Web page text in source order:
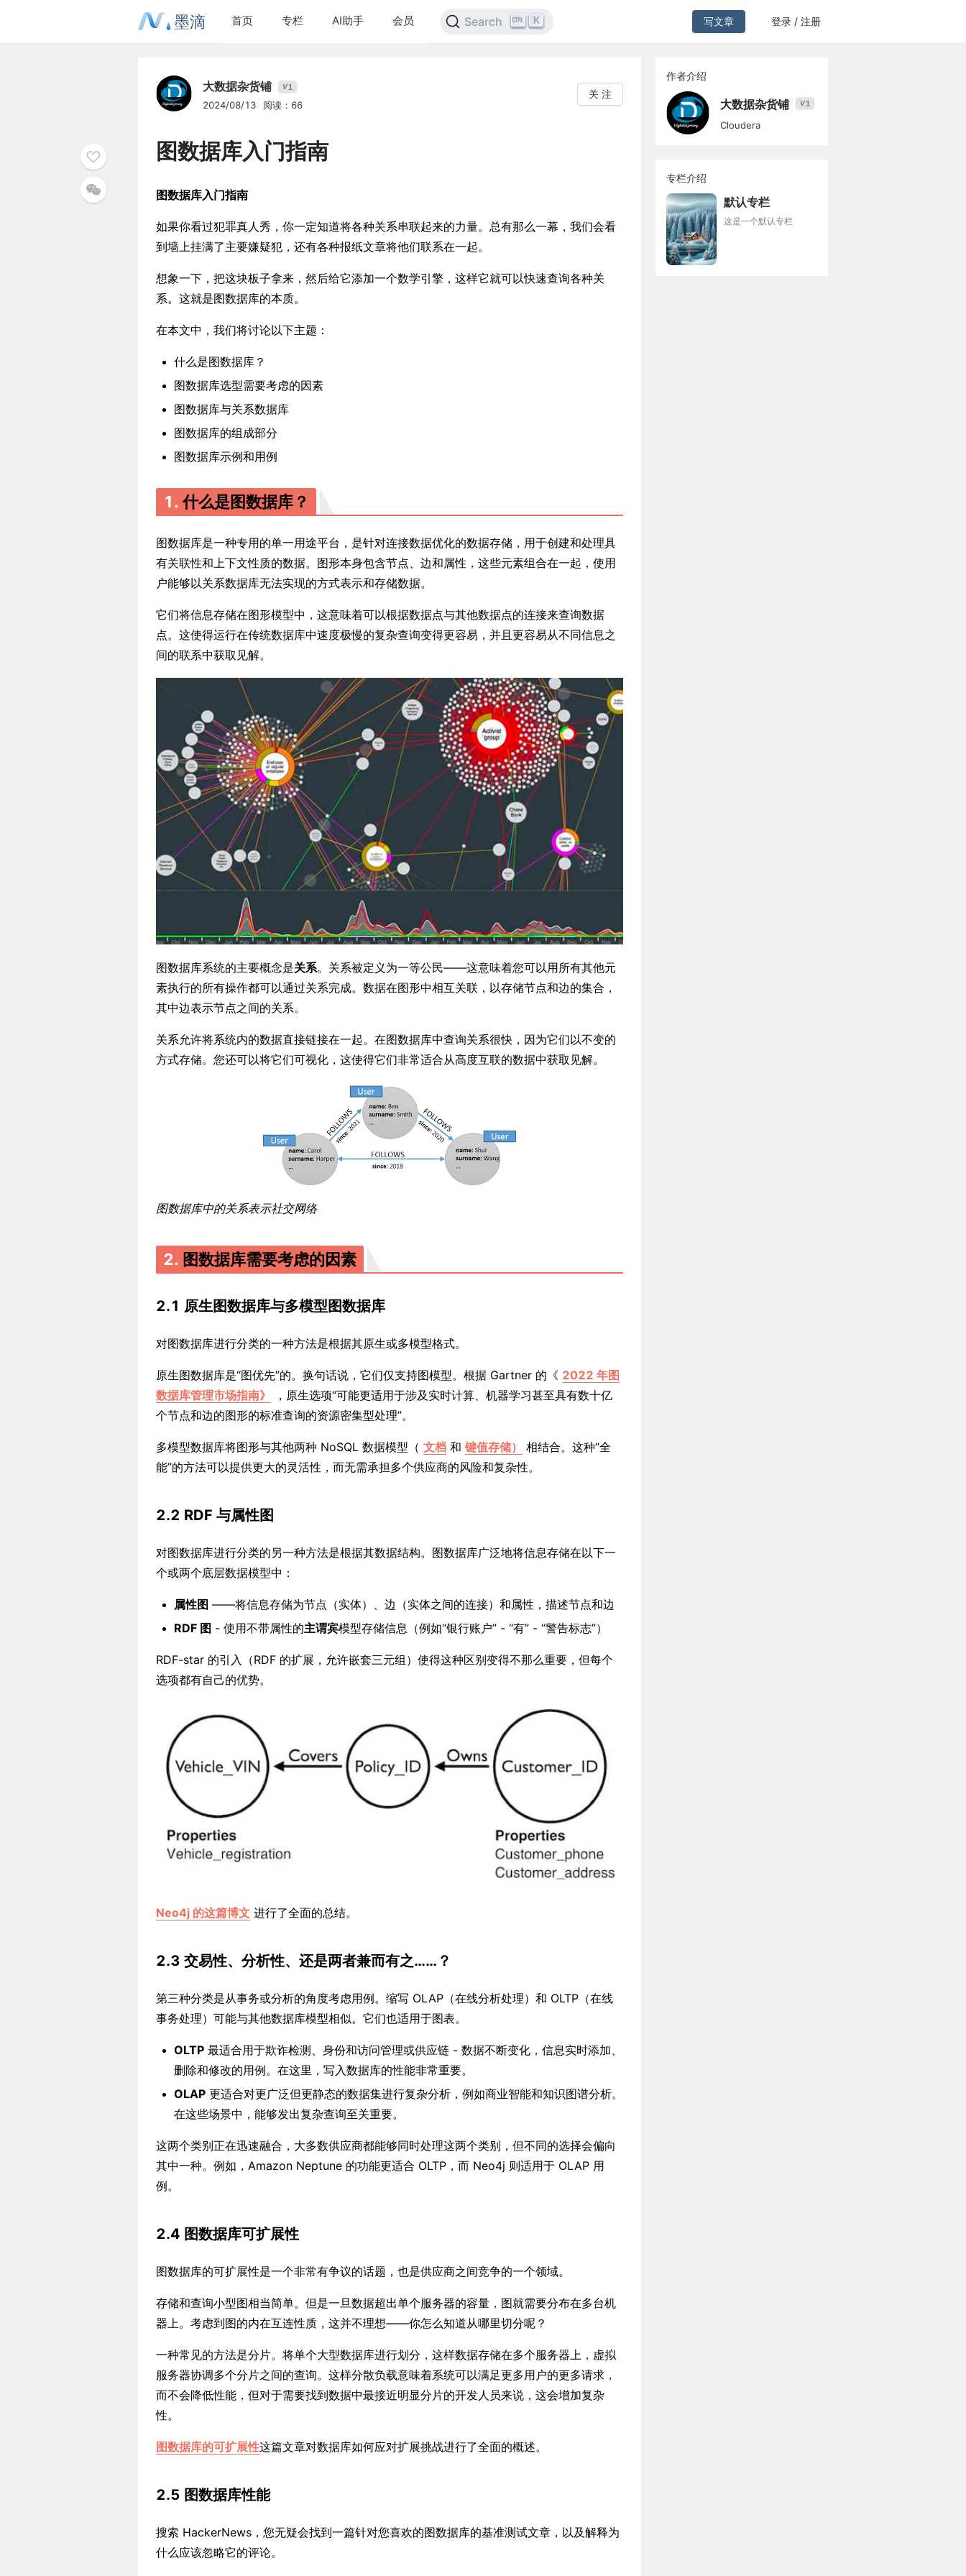
墨滴 首页 专栏 AI助手 会员 Search K 写文章 登录 / 注册
大数据杂货铺 V1
2024/08/13 阅读：66
关 注
图数据库入门指南
图数据库入门指南
如果你看过犯罪真人秀，你一定知道将各种关系串联起来的力量。总有那么一幕，我们会看
到墙上挂满了主要嫌疑犯，还有各种报纸文章将他们联系在一起。
想象一下，把这块板子拿来，然后给它添加一个数学引擎，这样它就可以快速查询各种关
系。这就是图数据库的本质。
在本文中，我们将讨论以下主题：
什么是图数据库？
图数据库选型需要考虑的因素
图数据库与关系数据库
图数据库的组成部分
图数据库示例和用例
1.什么是图数据库？
图数据库是一种专用的单一用途平台，是针对连接数据优化的数据存储，用于创建和处理具
有关联性和上下文性质的数据。图形本身包含节点、边和属性，这些元素组合在一起，使用
户能够以关系数据库无法实现的方式表示和存储数据。
它们将信息存储在图形模型中，这意味着可以根据数据点与其他数据点的连接来查询数据
点。这使得运行在传统数据库中速度极慢的复杂查询变得更容易，并且更容易从不同信息之
间的联系中获取见解。
图数据库系统的主要概念是关系。关系被定义为一等公民——这意味着您可以用所有其他元
素执行的所有操作都可以通过关系完成。数据在图形中相互关联，以存储节点和边的集合，
其中边表示节点之间的关系。
关系允许将系统内的数据直接链接在一起。在图数据库中查询关系很快，因为它们以不变的
方式存储。您还可以将它们可视化，这使得它们非常适合从高度互联的数据中获取见解。
图数据库中的关系表示社交网络
2. 图数据库需要考虑的因素
2.1 原生图数据库与多模型图数据库
对图数据库进行分类的一种方法是根据其原生或多模型格式。
原生图数据库是“图优先”的。换句话说，它们仅支持图模型。根据 Gartner 的《 2022 年图
数据库管理市场指南》
，原生选项“可能更适用于涉及实时计算、机器学习甚至具有数十亿
个节点和边的图形的标准查询的资源密集型处理”。
多模型数据库将图形与其他两种 NoSQL 数据模型（ 文档 和 键值存储）
相结合。这种“全
能”的方法可以提供更大的灵活性，而无需承担多个供应商的风险和复杂性。
2.2 RDF 与属性图
对图数据库进行分类的另一种方法是根据其数据结构。图数据库广泛地将信息存储在以下一
个或两个底层数据模型中：
属性图 ——将信息存储为节点（实体）、边（实体之间的连接）和属性，描述节点和边
RDF 图 - 使用不带属性的主谓宾模型存储信息（例如“银行账户” - “有” - “警告标志”）
RDF-star 的引入（RDF 的扩展，允许嵌套三元组）使得这种区别变得不那么重要，但每个
选项都有自己的优势。
Neo4j 的这篇博文 进行了全面的总结。
2.3 交易性、分析性、还是两者兼而有之……？
第三种分类是从事务或分析的角度考虑用例。缩写 OLAP（在线分析处理）和 OLTP（在线
事务处理）可能与其他数据库模型相似。它们也适用于图表。
OLTP 最适合用于欺诈检测、身份和访问管理或供应链 - 数据不断变化，信息实时添加、
删除和修改的用例。在这里，写入数据库的性能非常重要。
OLAP 更适合对更广泛但更静态的数据集进行复杂分析，例如商业智能和知识图谱分析。
在这些场景中，能够发出复杂查询至关重要。
这两个类别正在迅速融合，大多数供应商都能够同时处理这两个类别，但不同的选择会偏向
其中一种。例如，Amazon Neptune 的功能更适合 OLTP，而 Neo4j 则适用于 OLAP 用
例。
2.4 图数据库可扩展性
图数据库的可扩展性是一个非常有争议的话题，也是供应商之间竞争的一个领域。
存储和查询小型图相当简单。但是一旦数据超出单个服务器的容量，图就需要分布在多台机
器上。考虑到图的内在互连性质，这并不理想——你怎么知道从哪里切分呢？
一种常见的方法是分片。将单个大型数据库进行划分，这样数据存储在多个服务器上，虚拟
服务器协调多个分片之间的查询。这样分散负载意味着系统可以满足更多用户的更多请求，
而不会降低性能，但对于需要找到数据中最接近明显分片的开发人员来说，这会增加复杂
性。
图数据库的可扩展性这篇文章对数据库如何应对扩展挑战进行了全面的概述。
2.5 图数据库性能
搜索 HackerNews，您无疑会找到一篇针对您喜欢的图数据库的基准测试文章，以及解释为
什么应该忽略它的评论。
作者介绍
大数据杂货铺 V1
Cloudera
专栏介绍
默认专栏
这是一个默认专栏